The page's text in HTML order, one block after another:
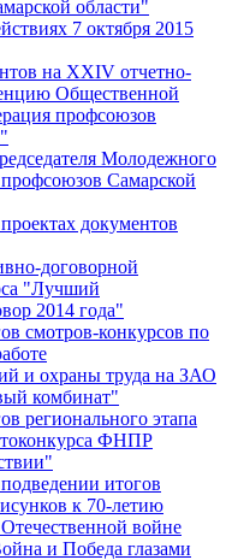
области"
7 октября 2015
на XXIV отчетно-
Общественной
профсоюзов
Молодежного
Самарской
документов
договорной
"Лучший
2014 года"
смотров-конкурсов по
и охраны труда на ЗАО
комбинат"
регионального этапа
ФНПР
итогов
к 70-летию
войне
и Победа глазами